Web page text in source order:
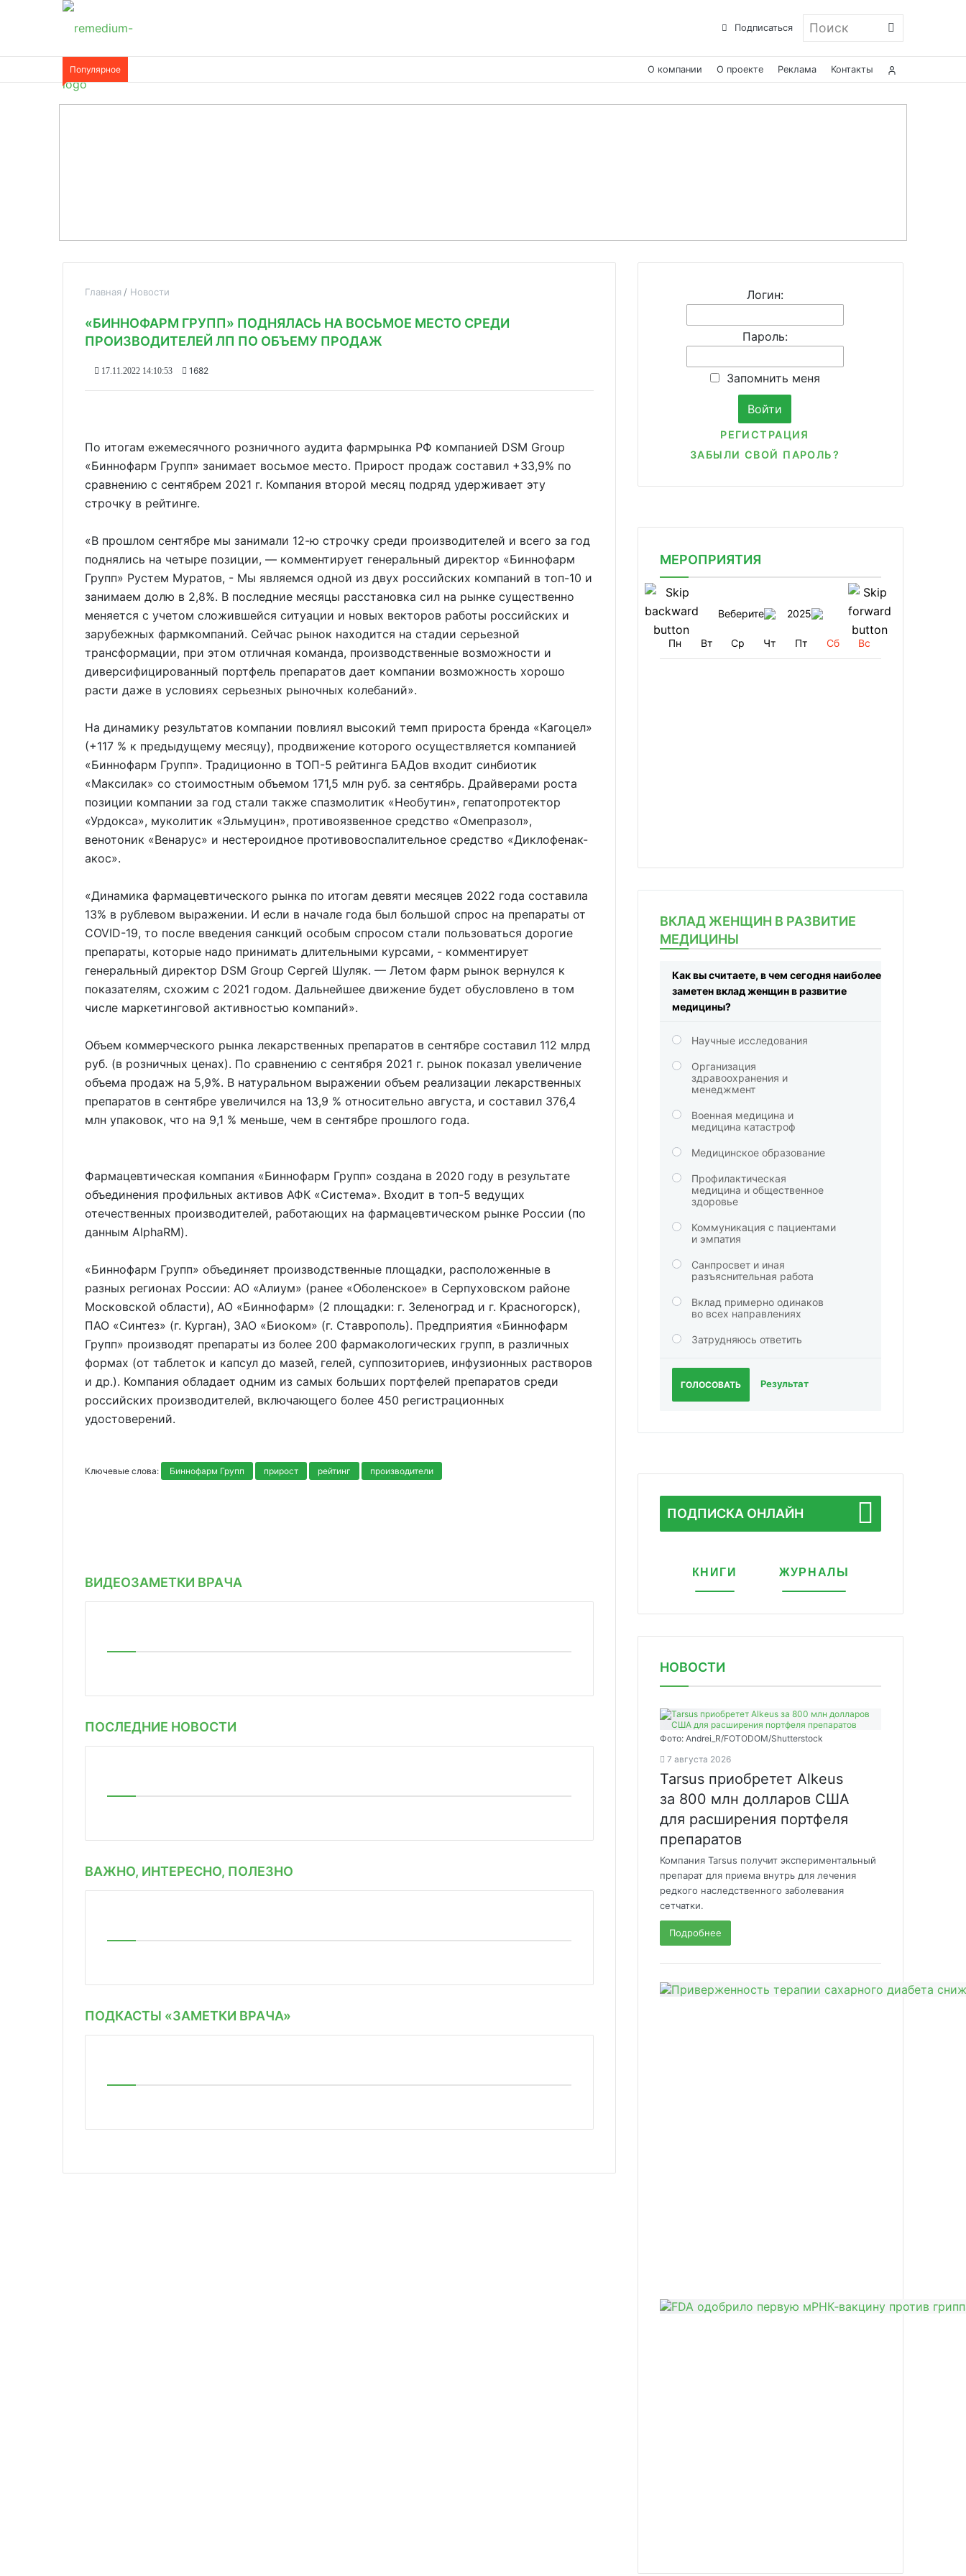
Подписаться Поиск
Популярное О компании О проекте Реклама Контакты
Главная Новости
«БИННОФАРМ ГРУПП» ПОДНЯЛАСЬ НА ВОСЬМОЕ МЕСТО СРЕДИ
ПРОИЗВОДИТЕЛЕЙ ЛП ПО ОБЪЕМУ ПРОДАЖ
17.11.2022 14:10:53 1682
По итогам ежемесячного розничного аудита фармрынка РФ компанией DSM Group
«Биннофарм Групп» занимает восьмое место. Прирост продаж составил +33,9% по
сравнению с сентябрем 2021 г. Компания второй месяц подряд удерживает эту
строчку в рейтинге.
«В прошлом сентябре мы занимали 12-ю строчку среди производителей и всего за год
поднялись на четыре позиции, — комментирует генеральный директор «Биннофарм
Групп» Рустем Муратов, - Мы являемся одной из двух российских компаний в топ-10 и
занимаем долю в 2,8%. В последние месяцы расстановка сил на рынке существенно
меняется с учетом сложившейся ситуации и новых векторов работы российских и
зарубежных фармкомпаний. Сейчас рынок находится на стадии серьезной
трансформации, при этом отличная команда, производственные возможности и
диверсифицированный портфель препаратов дает компании возможность хорошо
расти даже в условиях серьезных рыночных колебаний».
На динамику результатов компании повлиял высокий темп прироста бренда «Кагоцел»
(+117 % к предыдущему месяцу), продвижение которого осуществляется компанией
«Биннофарм Групп». Традиционно в ТОП-5 рейтинга БАДов входит синбиотик
«Максилак» со стоимостным объемом 171,5 млн руб. за сентябрь. Драйверами роста
позиции компании за год стали также спазмолитик «Необутин», гепатопротектор
«Урдокса», муколитик «Эльмуцин», противоязвенное средство «Омепразол»,
венотоник «Венарус» и нестероидное противовоспалительное средство «Диклофенак-
акос».
«Динамика фармацевтического рынка по итогам девяти месяцев 2022 года составила
13% в рублевом выражении. И если в начале года был большой спрос на препараты от
COVID-19, то после введения санкций особым спросом стали пользоваться дорогие
препараты, которые надо принимать длительными курсами, - комментирует
генеральный директор DSM Group Сергей Шуляк. — Летом фарм рынок вернулся к
показателям, схожим с 2021 годом. Дальнейшее движение будет обусловлено в том
числе маркетинговой активностью компаний».
Объем коммерческого рынка лекарственных препаратов в сентябре составил 112 млрд
руб. (в розничных ценах). По сравнению с сентября 2021 г. рынок показал увеличение
объема продаж на 5,9%. В натуральном выражении объем реализации лекарственных
препаратов в сентябре увеличился на 13,9 % относительно августа, и составил 376,4
млн упаковок, что на 9,1 % меньше, чем в сентябре прошлого года.
Фармацевтическая компания «Биннофарм Групп» создана в 2020 году в результате
объединения профильных активов АФК «Система». Входит в топ-5 ведущих
отечественных производителей, работающих на фармацевтическом рынке России (по
данным AlphaRM).
«Биннофарм Групп» объединяет производственные площадки, расположенные в
разных регионах России: АО «Алиум» (ранее «Оболенское» в Серпуховском районе
Московской области), АО «Биннофарм» (2 площадки: г. Зеленоград и г. Красногорск),
ПАО «Синтез» (г. Курган), ЗАО «Биоком» (г. Ставрополь). Предприятия «Биннофарм
Групп» производят препараты из более 200 фармакологических групп, в различных
формах (от таблеток и капсул до мазей, гелей, суппозиториев, инфузионных растворов
и др.). Компания обладает одним из самых больших портфелей препаратов среди
российских производителей, включающего более 450 регистрационных
удостоверений.
Ключевые слова: Биннофарм Групп прирост рейтинг производители
ВИДЕОЗАМЕТКИ ВРАЧА
ПОСЛЕДНИЕ НОВОСТИ
ВАЖНО, ИНТЕРЕСНО, ПОЛЕЗНО
ПОДКАСТЫ «ЗАМЕТКИ ВРАЧА»
Логин:
Пароль:
Запомнить меня
РЕГИСТРАЦИЯ
ЗАБЫЛИ СВОЙ ПАРОЛЬ?
МЕРОПРИЯТИЯ
Веберите 2025
Пн Вт Ср Чт Пт Сб Вс
ВКЛАД ЖЕНЩИН В РАЗВИТИЕ
МЕДИЦИНЫ
Как вы считаете, в чем сегодня наиболее
заметен вклад женщин в развитие
медицины?
Научные исследования
Организация
здравоохранения и
менеджмент
Военная медицина и
медицина катастроф
Медицинское образование
Профилактическая
медицина и общественное
здоровье
Коммуникация с пациентами
и эмпатия
Санпросвет и иная
разъяснительная работа
Вклад примерно одинаков
во всех направлениях
Затрудняюсь ответить
ГОЛОСОВАТЬ Результат
ПОДПИСКА ОНЛАЙН
КНИГИ ЖУРНАЛЫ
НОВОСТИ
Фото: Andrei_R/FOTODOM/Shutterstock
7 августа 2026
Tarsus приобретет Alkeus
за 800 млн долларов США
для расширения портфеля
препаратов
Компания Tarsus получит экспериментальный
препарат для приема внутрь для лечения
редкого наследственного заболевания
сетчатки.
Подробнее